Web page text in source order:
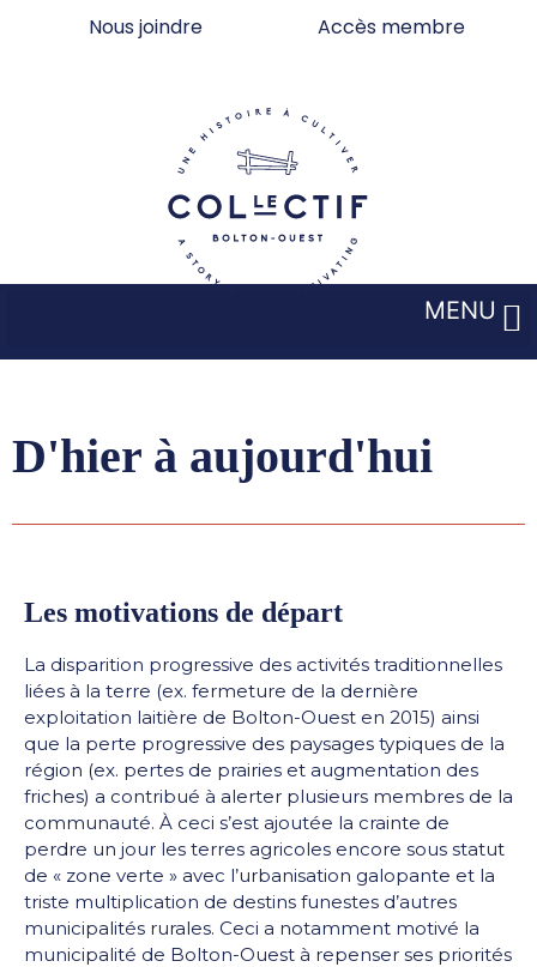
Nous joindre Accès membre
MENU
D'hier à aujourd'hui
Les motivations de départ
La disparition progressive des activités traditionnelles
liées à la terre (ex. fermeture de la dernière
exploitation laitière de Bolton-Ouest en 2015) ainsi
que la perte progressive des paysages typiques de la
région (ex. pertes de prairies et augmentation des
friches) a contribué à alerter plusieurs membres de la
communauté. À ceci s’est ajoutée la crainte de
perdre un jour les terres agricoles encore sous statut
de « zone verte » avec l’urbanisation galopante et la
triste multiplication de destins funestes d’autres
municipalités rurales. Ceci a notamment motivé la
municipalité de Bolton-Ouest à repenser ses priorités